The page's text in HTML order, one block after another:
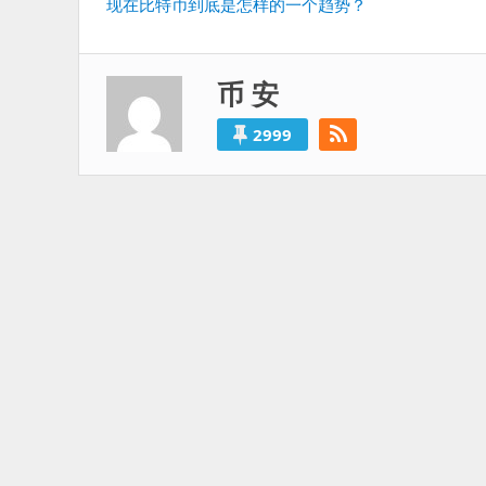
导
航
上
篇：
现在比特币到底是怎样的一个趋势？
币 安
2999